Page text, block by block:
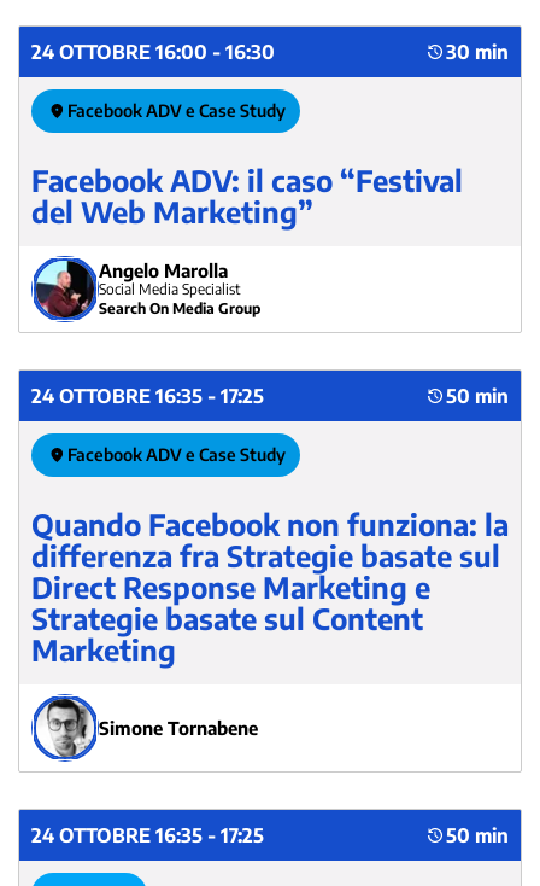
24 OTTOBRE 16:00 - 16:30 30 min
Facebook ADV e Case Study
Facebook ADV: il caso “Festival
del Web Marketing”
Angelo Marolla
Social Media Specialist
Search On Media Group
24 OTTOBRE 16:35 - 17:25 50 min
Facebook ADV e Case Study
Quando Facebook non funziona: la
differenza fra Strategie basate sul
Direct Response Marketing e
Strategie basate sul Content
Marketing
Simone Tornabene
24 OTTOBRE 16:35 - 17:25 50 min